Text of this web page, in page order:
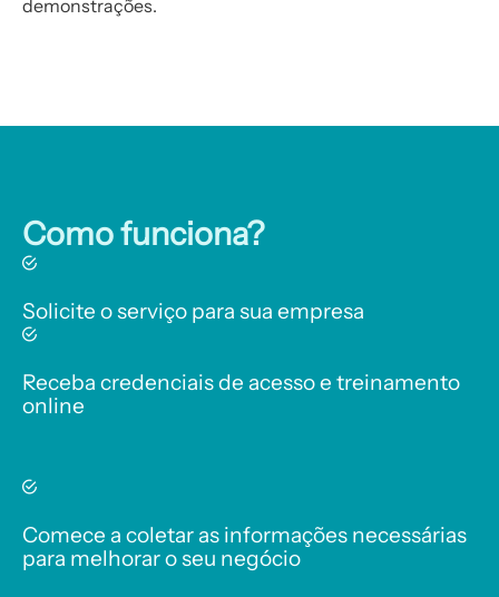
demonstrações.
Como funciona?
Solicite o serviço para sua empresa
Receba credenciais de acesso e treinamento
online
Comece a coletar as informações necessárias
para melhorar o seu negócio